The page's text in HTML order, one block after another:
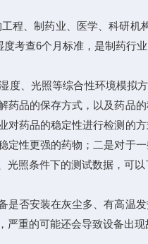
程、制药业、医学、科研
考查6个月标准，是制药行业
、光照等综合性环境模拟方
品的保存方式，以及药品的
对药品的稳定性进行检测的
定性更强的药物；二是对于
光照条件下的测试数据，可
否安装在灰尘多、有高温发
重的可能还会导致设备出现